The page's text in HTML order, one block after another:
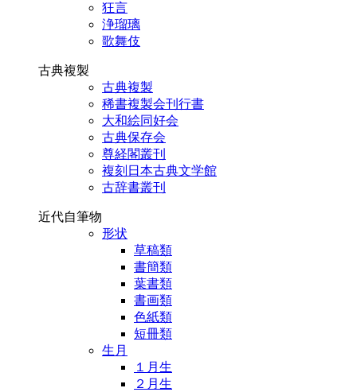
狂言
浄瑠璃
歌舞伎
古典複製
古典複製
稀書複製会刊行書
大和絵同好会
古典保存会
尊経閣叢刊
複刻日本古典文学館
古辞書叢刊
近代自筆物
形状
草稿類
書簡類
葉書類
書画類
色紙類
短冊類
生月
１月生
２月生